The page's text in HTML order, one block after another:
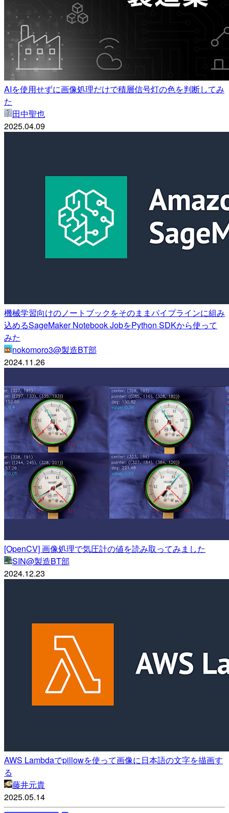
AIを使用せずに画像処理だけで積層信号灯の色を判断してみ
た
田中聖也
2025.04.09
機械学習向けのノートブックをそのままパイプラインに組み
込めるSageMaker Notebook JobをPython SDKから使って
みた
nokomoro3@製造BT部
2024.11.26
[OpenCV] 画像処理で気圧計の値を読み取ってみました
SIN@製造BT部
2024.12.23
AWS Lambdaでpillowを使って画像に日本語の文字を描画す
る
藤井元貴
2025.05.14